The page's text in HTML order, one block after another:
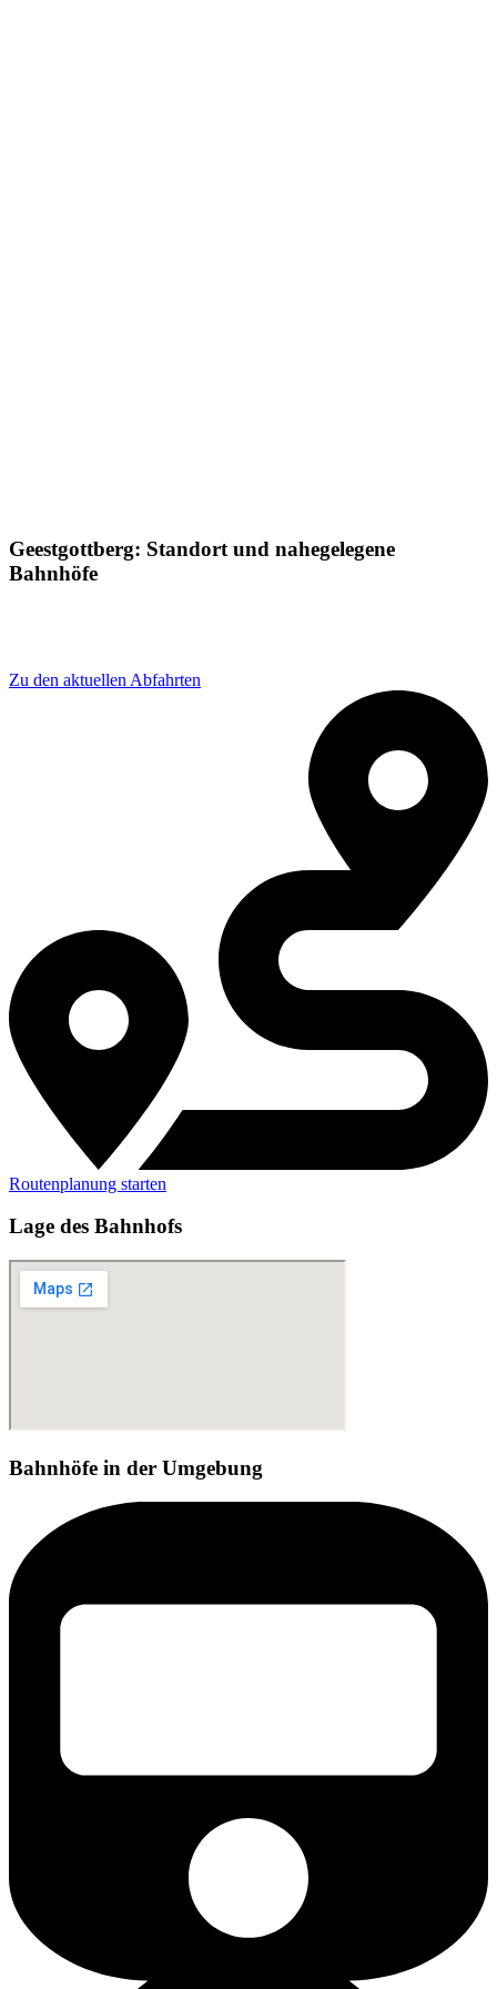
Geestgottberg: Standort und nahegelegene
Bahnhöfe
Zu den aktuellen Abfahrten
Routenplanung starten
Lage des Bahnhofs
Bahnhöfe in der Umgebung